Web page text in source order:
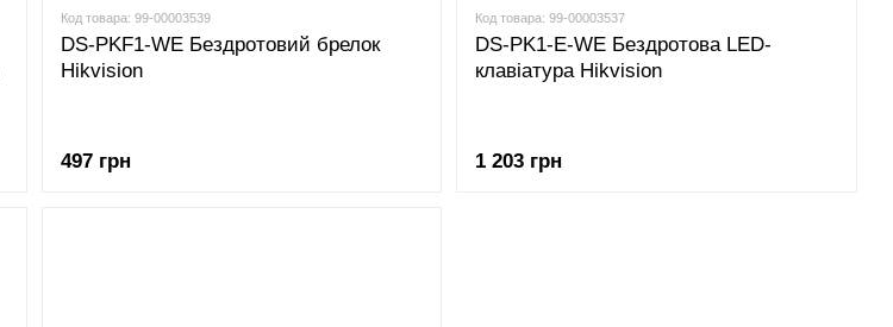
Код товара: 99-00003539
DS-PKF1-WE Бездротовий брелок
Hikvision
497 грн
Код товара: 99-00003537
DS-PK1-E-WE Бездротова LED-
клавіатура Hikvision
1 203 грн